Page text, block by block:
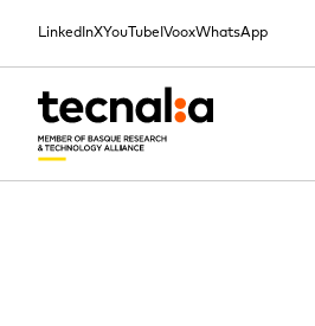
LinkedInXYouTube IVooxWhatsApp